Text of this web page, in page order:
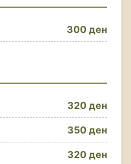
300 ден
320 ден
350 ден
320 ден